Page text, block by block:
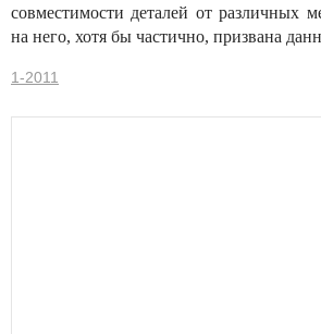
совместимости деталей от различных
на него, хотя бы частично, призвана
1-2011